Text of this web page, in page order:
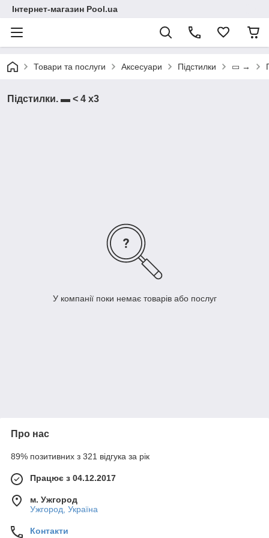
Інтернет-магазин Pool.ua
Товари та послуги Аксесуари Підстилки ▭ →
Підстилки. ▬ < 4 х3
У компанії поки немає товарів або послуг
Про нас
89% позитивних з 321 відгука за рік
Працює з 04.12.2017
м. Ужгород
Ужгород, Україна
Контакти